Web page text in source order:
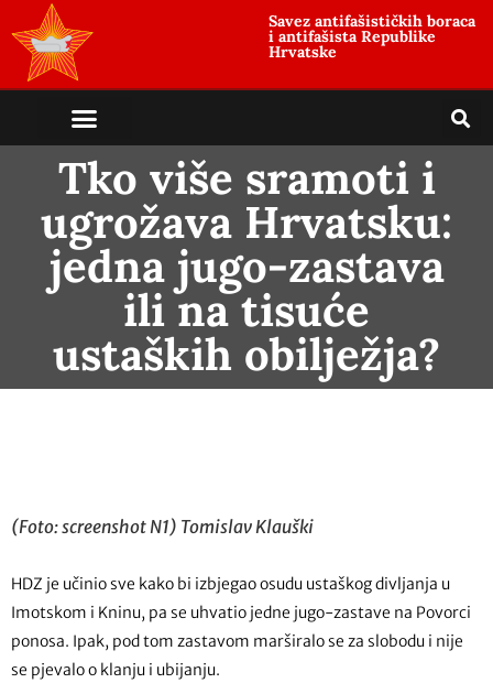
Savez antifašističkih boraca
i antifašista Republike
Hrvatske
Tko više sramoti i
ugrožava Hrvatsku:
jedna jugo-zastava
ili na tisuće
ustaških obilježja?
(Foto: screenshot N1) Tomislav Klauški
HDZ je učinio sve kako bi izbjegao osudu ustaškog divljanja u
Imotskom i Kninu, pa se uhvatio jedne jugo-zastave na Povorci
ponosa. Ipak, pod tom zastavom marširalo se za slobodu i nije
se pjevalo o klanju i ubijanju.